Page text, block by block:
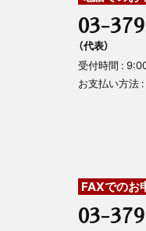
03-
（代表）
受付時間 : 9:00
お支払い方法
FAXでのお
03-